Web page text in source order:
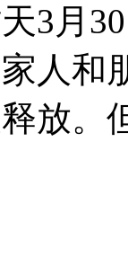
3月
人和
放。